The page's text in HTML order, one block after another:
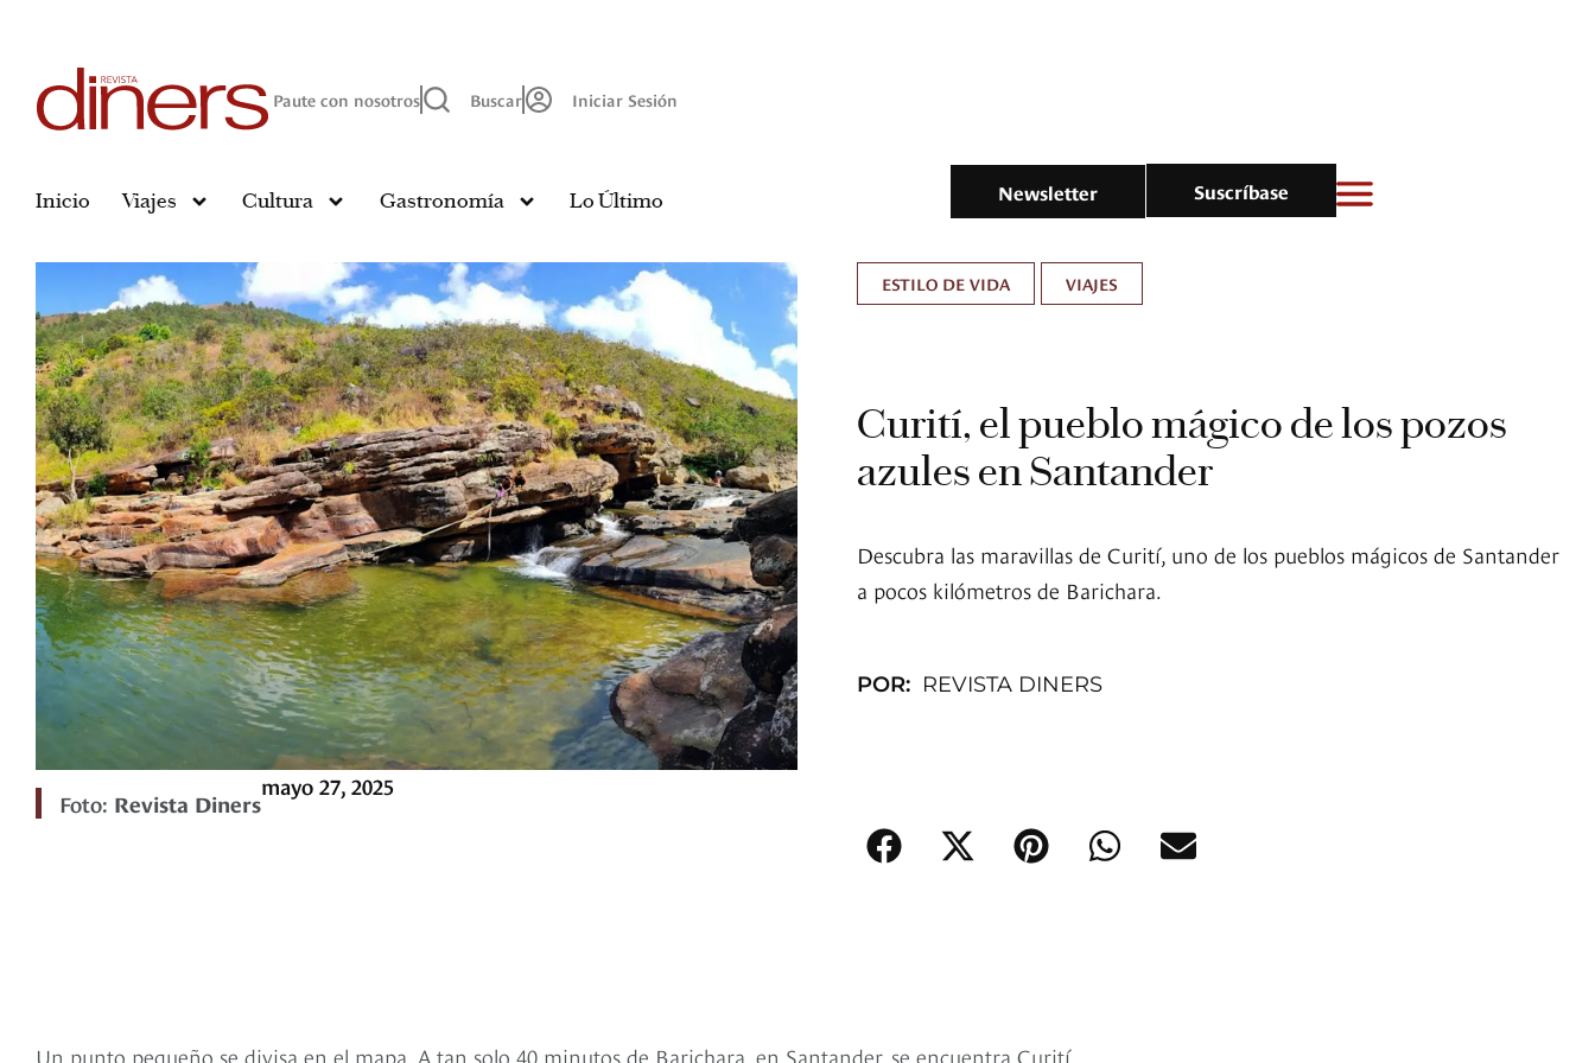
Paute con nosotros Buscar Iniciar Sesión
Inicio Viajes Cultura Gastronomía Lo Último Newsletter Suscríbase
Foto: Revista Diners
mayo 27, 2025
ESTILO DE VIDA VIAJES
Curití, el pueblo mágico de los pozos
azules en Santander
Descubra las maravillas de Curití, uno de los pueblos mágicos de Santander
a pocos kilómetros de Barichara.
POR: REVISTA DINERS
Un punto pequeño se divisa en el mapa. A tan solo 40 minutos de Barichara, en Santander, se encuentra Curití,